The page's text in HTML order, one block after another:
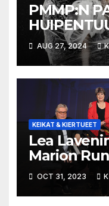
PMMP:N
AUG 27, 2024
KEIKAT & KIERTUEET
Lea
Marion
Aron
OCT 31, 2023